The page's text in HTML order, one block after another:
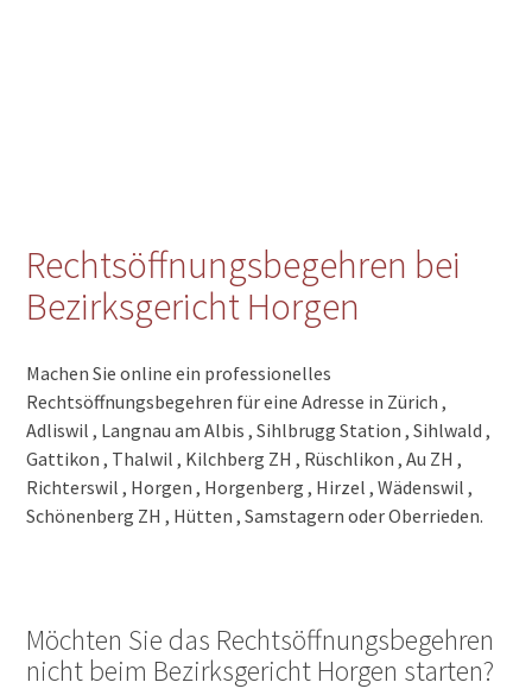
Rechtsöffnungsbegehren bei
Bezirksgericht Horgen
Machen Sie online ein professionelles
Rechtsöffnungsbegehren für eine Adresse in Zürich ,
Adliswil , Langnau am Albis , Sihlbrugg Station , Sihlwald ,
Gattikon , Thalwil , Kilchberg ZH , Rüschlikon , Au ZH ,
Richterswil , Horgen , Horgenberg , Hirzel , Wädenswil ,
Schönenberg ZH , Hütten , Samstagern oder Oberrieden.
Möchten Sie das Rechtsöffnungsbegehren
nicht beim Bezirksgericht Horgen starten?